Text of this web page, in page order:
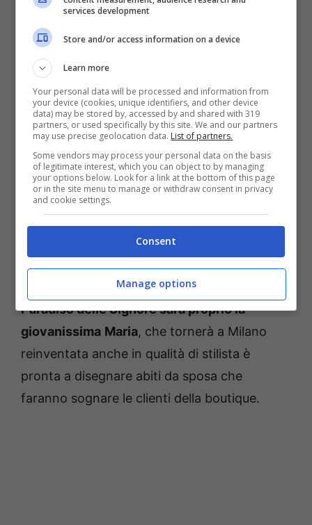
Ebbene sì, i riflettori dei media sono
concentrati proprio su Maria, dato che la
giovane sarta potrebbe diventare la
protagonista principale della settima stagione
de Il Paradiso delle Signore.
Nuovo amore in arrivo per
Maria
indiscusse della settima stagione de Il
Paradiso delle Signore sarà proprio la
giovanissima Maria, che tornerà a Milano
reinventata anche in qualità di stilista è
pronta a disegnare abiti da sposa che
faranno sognare le clienti della boutique.
services development
Store and/or access information on a device
Learn more
Your personal data will be processed and information from
your device (cookies, unique identifiers, and other device
data) may be stored by, accessed by and shared with 319
partners, or used specifically by this site. We and our partners
may use precise geolocation data. List of partners.
Some vendors may process your personal data on the basis
of legitimate interest, which you can object to by managing
your options below. Look for a link at the bottom of this page
or in the site menu to manage or withdraw consent in privacy
and cookie settings.
Consent
Manage options